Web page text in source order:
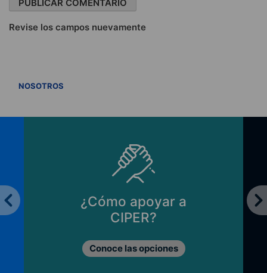
Revise los campos nuevamente
NOSOTROS
¿Cómo apoyar a
CIPER?
Conoce las opciones